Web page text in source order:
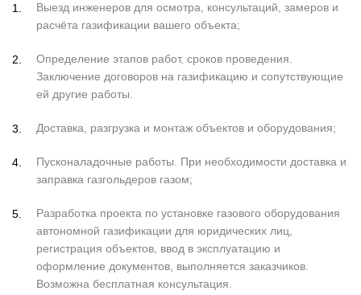
Выезд инженеров для осмотра, консультаций, замеров и
расчёта газификации вашего объекта;
Определение этапов работ, сроков проведения.
Заключение договоров на газификацию и сопутствующие
ей другие работы.
Доставка, разгрузка и монтаж объектов и оборудования;
Пусконаладочные работы. При необходимости доставка и
заправка газгольдеров газом;
Разработка проекта по установке газового оборудования
автономной газификации для юридических лиц,
регистрация объектов, ввод в эксплуатацию и
оформление документов, выполняется заказчиков.
Возможна бесплатная консультация.